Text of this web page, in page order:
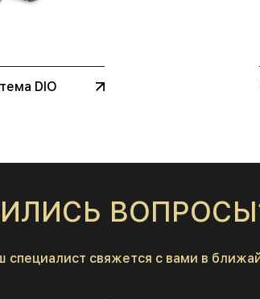
DIO
специалист свяжется с вами в